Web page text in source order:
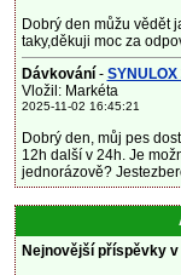
Dobrý den můžu vědět
taky,děkuji moc za
Dávkování - SYNULOX
Vložil: Markéta
2025-11-02 16:45:21
Dobrý den, můj pes
12h další v 24h. Je
jednorázově?
Nejnovější příspěvky